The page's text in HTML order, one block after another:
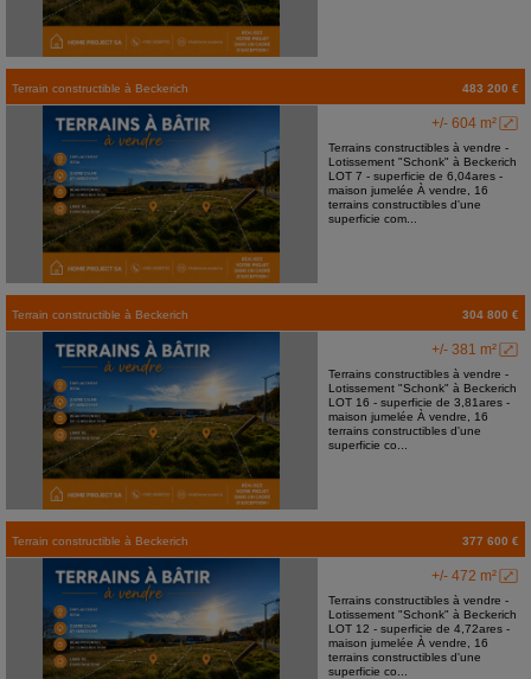
Terrain constructible à Beckerich 483 200 €
+/- 604 m²
Terrains constructibles à vendre -
Lotissement "Schonk" à Beckerich
LOT 7 - superficie de 6,04ares -
maison jumelée À vendre, 16
terrains constructibles d'une
superficie com...
Terrain constructible à Beckerich 304 800 €
+/- 381 m²
Terrains constructibles à vendre -
Lotissement "Schonk" à Beckerich
LOT 16 - superficie de 3,81ares -
maison jumelée À vendre, 16
terrains constructibles d'une
superficie co...
Terrain constructible à Beckerich 377 600 €
+/- 472 m²
Terrains constructibles à vendre -
Lotissement "Schonk" à Beckerich
LOT 12 - superficie de 4,72ares -
maison jumelée À vendre, 16
terrains constructibles d'une
superficie co...